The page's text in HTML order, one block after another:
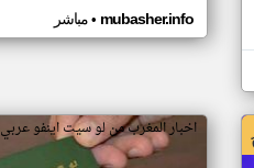
مباشر• mubasher.info
اخبار المغرب من لو سيت اينفو عربي